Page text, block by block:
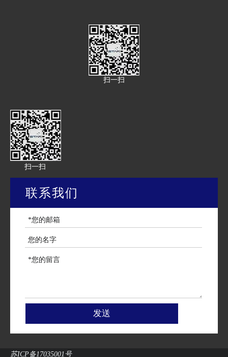
扫一扫
扫一扫
联系我们
发送
苏ICP备17035001号